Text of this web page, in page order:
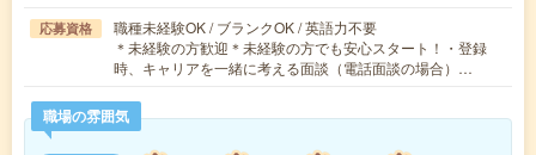
応募資格
職種未経験OK / ブランクOK / 英語力不要
＊未経験の方歓迎＊未経験の方でも安心スタート！・登録
時、キャリアを一緒に考える面談（電話面談の場合）…
職場の雰囲気